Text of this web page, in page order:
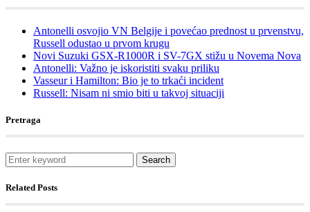
Antonelli osvojio VN Belgije i povećao prednost u prvenstvu,
Russell odustao u prvom krugu
Novi Suzuki GSX-R1000R i SV-7GX stižu u Novema Nova
Antonelli: Važno je iskoristiti svaku priliku
Vasseur i Hamilton: Bio je to trkaći incident
Russell: Nisam ni smio biti u takvoj situaciji
Pretraga
Search
Related Posts